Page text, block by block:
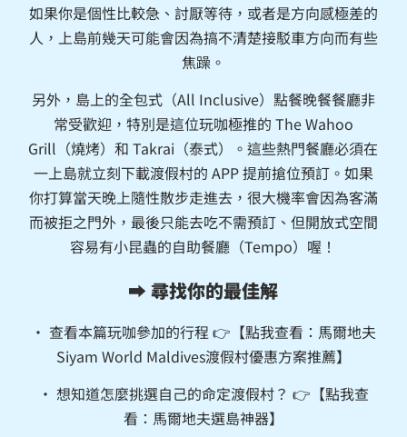
如果你是個性比較急、討厭等待，或者是方向感極差的
人，上島前幾天可能會因為搞不清楚接駁車方向而有些
焦躁。
另外，島上的全包式（All Inclusive）點餐晚餐餐廳非
常受歡迎，特別是這位玩咖極推的 The Wahoo
Grill（燒烤）和 Takrai（泰式）。這些熱門餐廳必須在
一上島就立刻下載渡假村的 APP 提前搶位預訂。如果
你打算當天晚上隨性散步走進去，很大機率會因為客滿
而被拒之門外，最後只能去吃不需預訂、但開放式空間
容易有小昆蟲的自助餐廳（Tempo）喔！
➡️ 尋找你的最佳解
• 查看本篇玩咖參加的行程 👉【點我查看： 馬爾地夫
Siyam World Maldives渡假村優惠方案推薦】
• 想知道怎麼挑選自己的命定渡假村？ 👉【點我查
看： 馬爾地夫選島神器】